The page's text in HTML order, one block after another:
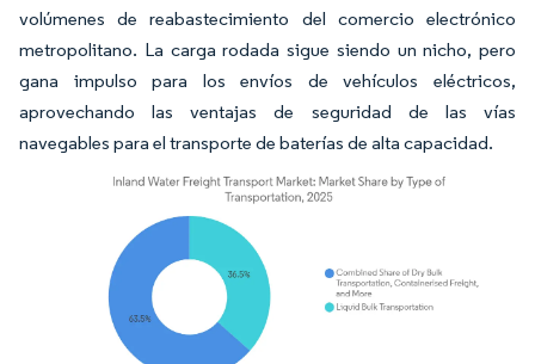
volúmenes de reabastecimiento del comercio electrónico
metropolitano. La carga rodada sigue siendo un nicho, pero
gana impulso para los envíos de vehículos eléctricos,
aprovechando las ventajas de seguridad de las vías
navegables para el transporte de baterías de alta capacidad.